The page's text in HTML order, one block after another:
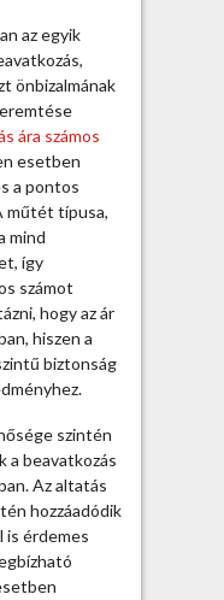
az egyik
önbizalmának
ára számos
esetben
a pontos
műtét típusa,
mind
így
számot
hogy az ár
hiszen a
biztonság
szintén
a beavatkozás
Az altatás
hozzáadódik
is érdemes